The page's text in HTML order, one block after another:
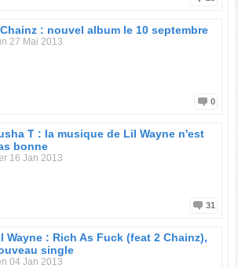
: nouvel album le 10 septembre
27 Mai 2013
0
T : la musique de Lil Wayne n'est
bonne
16 Jan 2013
31
Wayne : Rich As Fuck (feat 2 Chainz),
single
04 Jan 2013